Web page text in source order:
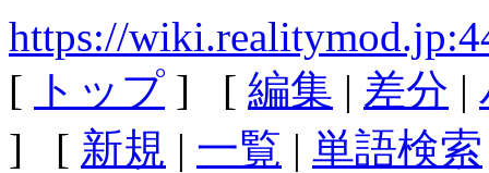
https://
[ トップ ] [ 編集 | 差分 |
] [ 新規 | 一覧 | 単語検索